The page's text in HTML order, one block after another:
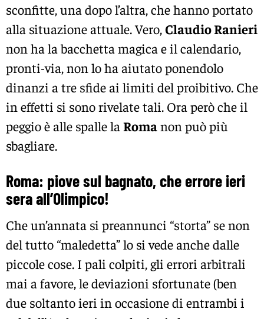
sconfitte, una dopo l’altra, che hanno portato
alla situazione attuale. Vero,Claudio Ranieri
non ha la bacchetta magica e il calendario,
pronti-via, non lo ha aiutato ponendolo
dinanzi a tre sfide ai limiti del proibitivo. Che
in effetti si sono rivelate tali. Ora però che il
peggio è alle spalle la Romanon può più
sbagliare.
Roma: piove sul bagnato, che errore ieri
sera all’Olimpico!
Che un’annata si preannunci “storta” se non
del tutto “maledetta” lo si vede anche dalle
piccole cose. I pali colpiti, gli errori arbitrali
mai a favore, le deviazioni sfortunate (ben
due soltanto ieri in occasione di entrambi i